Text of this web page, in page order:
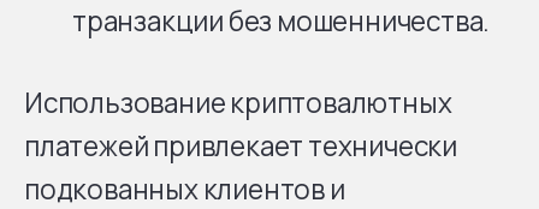
транзакции без мошенничества.
Использование криптовалютных
платежей привлекает технически
подкованных клиентов и